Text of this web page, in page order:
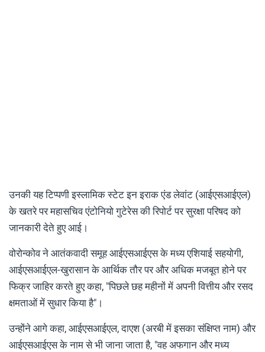
उनकी यह टिप्पणी इस्लामिक स्टेट इन इराक एंड लेवांट (आईएसआईएल)
के खतरे पर महासचिव एंटोनियो गुटेरेस की रिपोर्ट पर सुरक्षा परिषद को
जानकारी देते हुए आई।
वोरोन्कोव ने आतंकवादी समूह आईएसआईएस के मध्य एशियाई सहयोगी,
आईएसआईएल-खुरासान के आर्थिक तौर पर और अधिक मजबूत होने पर
फिक्र जाहिर करते हुए कहा, "पिछले छह महीनों में अपनी वित्तीय और रसद
क्षमताओं में सुधार किया है"।
उन्होंने आगे कहा, आईएसआईएल, दाएश (अरबी में इसका संक्षिप्त नाम) और
आईएसआईएस के नाम से भी जाना जाता है, "वह अफगान और मध्य